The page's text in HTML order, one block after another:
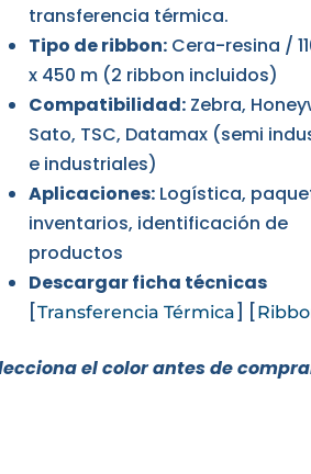
transferencia térmica.
Tipo de ribbon: Cera-resina /
x 450 m (2 ribbon incluidos)
Compatibilidad: Zebra,
Sato, TSC, Datamax (semi
e industriales)
Aplicaciones: Logística,
inventarios, identificación de
productos
Descargar ficha técnicas
[Transferencia Térmica] [
el color antes de